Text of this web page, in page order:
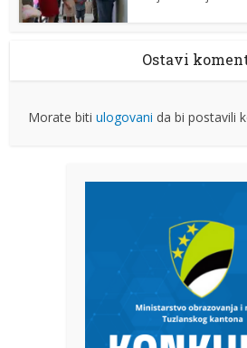
Ostavi
Morate bitiulogovani da bi postavili